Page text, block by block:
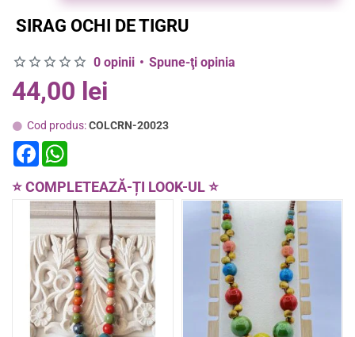
SIRAG OCHI DE TIGRU
Cod produs:COLCRN-20023
0 opinii • Spune-ţi opinia
44,00 lei
F
a
e
b
o
o
k
t
s
A
p
p
⭐ COMPLETEAZĂ-ȚI LOOK-UL ⭐